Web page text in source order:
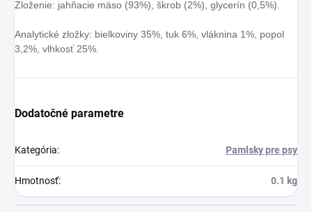
Zloženie: jahňacie mäso (93%), škrob (2%), glycerín (0,5%).
Analytické zložky: bielkoviny 35%, tuk 6%, vláknina 1%, popol
3,2%, vlhkosť 25%.
Dodatočné parametre
Kategória: Pamlsky pre psy
Hmotnosť: 0.1 kg